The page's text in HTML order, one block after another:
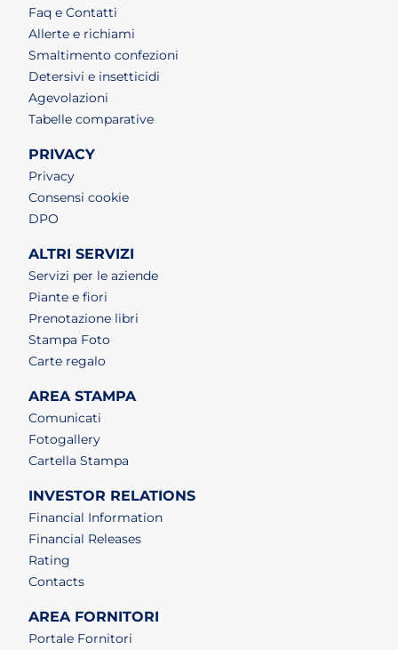
Faq e Contatti
Allerte e richiami
Smaltimento confezioni
Detersivi e insetticidi
Agevolazioni
Tabelle comparative
PRIVACY
Privacy
Consensi cookie
DPO
ALTRI SERVIZI
Servizi per le aziende
Piante e fiori
Prenotazione libri
Stampa Foto
Carte regalo
AREA STAMPA
Comunicati
Fotogallery
Cartella Stampa
INVESTOR RELATIONS
Financial Information
Financial Releases
Rating
Contacts
AREA FORNITORI
Portale Fornitori